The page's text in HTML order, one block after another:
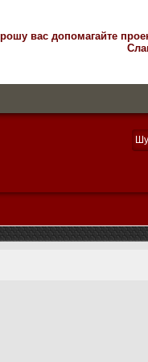
вас допомагайте